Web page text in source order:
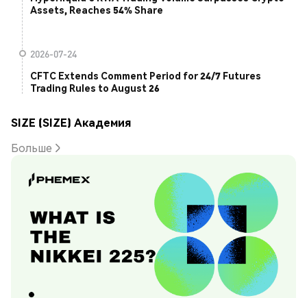
Assets, Reaches 54% Share
2026-07-24
CFTC Extends Comment Period for 24/7 Futures
Trading Rules to August 26
SIZE (SIZE) Академия
Больше